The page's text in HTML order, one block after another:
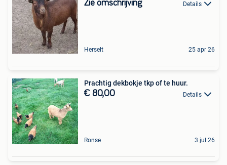
Zie omschrijving Details
Herselt 25 apr 26
Prachtig dekbokje tkp of te huur.
€ 80,00 Details
Ronse 3 jul 26